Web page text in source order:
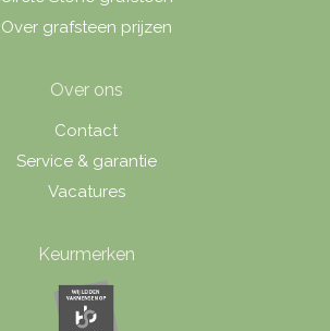
Over grafsteen prijzen
Over ons
Contact
Service & garantie
Vacatures
Keurmerken